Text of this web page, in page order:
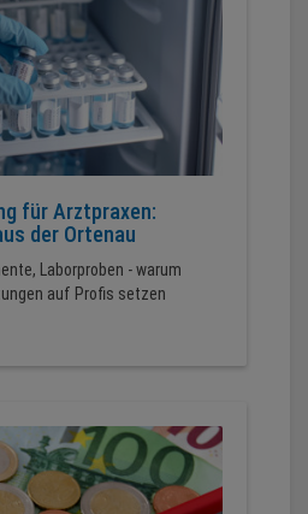
für Arztpraxen:
der Ortenau
Laborproben - warum
auf Profis setzen